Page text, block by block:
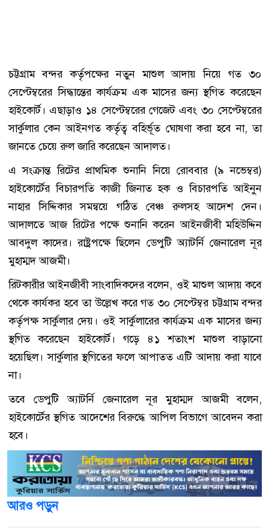
চট্টগ্রাম বন্দর কর্তৃপক্ষের নতুন মাশুল আদায় নিয়ে গত ৩০
সেপ্টেম্বরের সিদ্ধান্তের কার্যক্রম এক মাসের জন্য স্থগিত করেছেন
হাইকোর্ট। এছাড়াও ১৪ সেপ্টেম্বরের গেজেট এবং ৩০ সেপ্টেম্বরের
সার্কুলার কেন আইনগত কর্তৃত্ব বহির্ভূত ঘোষণা করা হবে না, তা
জানতে চেয়ে রুল জারি করেছেন আদালত।
এ সংক্রান্ত রিটের প্রাথমিক শুনানি নিয়ে রোববার (৯ নভেম্বর)
হাইকোর্টের বিচারপতি কাজী জিনাত হক ও বিচারপতি আইনুন
নাহার সিদ্দিকার সমন্বয়ে গঠিত বেঞ্চ রুলসহ আদেশ দেন।
আদালতে আজ রিটের পক্ষে শুনানি করেন আইনজীবী মহিউদ্দিন
আবদুল কাদের। রাষ্ট্রপক্ষে ছিলেন ডেপুটি অ্যাটর্নি জেনারেল নূর
মুহাম্মদ আজমী।
রিটকারীর আইনজীবী সাংবাদিকদের বলেন, ওই মাশুল আদায় কবে
থেকে কার্যকর হবে তা উল্লেখ করে গত ৩০ সেপ্টেম্বর চট্টগ্রাম বন্দর
কর্তৃপক্ষ সার্কুলার দেয়। ওই সার্কুলারের কার্যক্রম এক মাসের জন্য
স্থগিত করেছেন হাইকোর্ট। গড়ে ৪১ শতাংশ মাশুল বাড়ানো
হয়েছিল। সার্কুলার স্থগিতের ফলে আপাতত এটি আদায় করা যাবে
না।
তবে ডেপুটি অ্যাটর্নি জেনারেল নূর মুহাম্মদ আজমী বলেন,
হাইকোর্টের স্থগিত আদেশের বিরুদ্ধে আপিল বিভাগে আবেদন করা
হবে।
আরও পড়ুন